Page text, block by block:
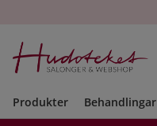
Produkter Behandlingar